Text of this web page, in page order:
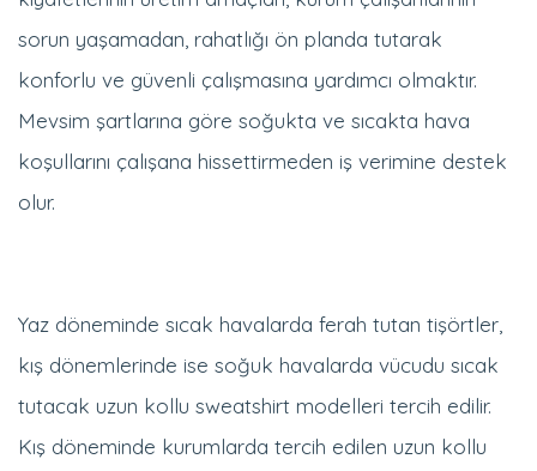
sorun yaşamadan, rahatlığı ön planda tutarak
konforlu ve güvenli çalışmasına yardımcı olmaktır.
Mevsim şartlarına göre soğukta ve sıcakta hava
koşullarını çalışana hissettirmeden iş verimine destek
olur.
kış dönemlerinde ise soğuk havalarda vücudu sıcak
tutacak uzun kollu sweatshirt modelleri tercih edilir.
Kış döneminde kurumlarda tercih edilen uzun kollu
sweatshirt soğuk havalarda çalışanı korumayı